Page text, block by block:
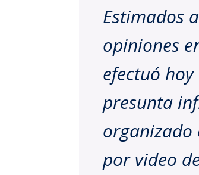
Estimados
opiniones
efectuó
presunta
organizado
por video